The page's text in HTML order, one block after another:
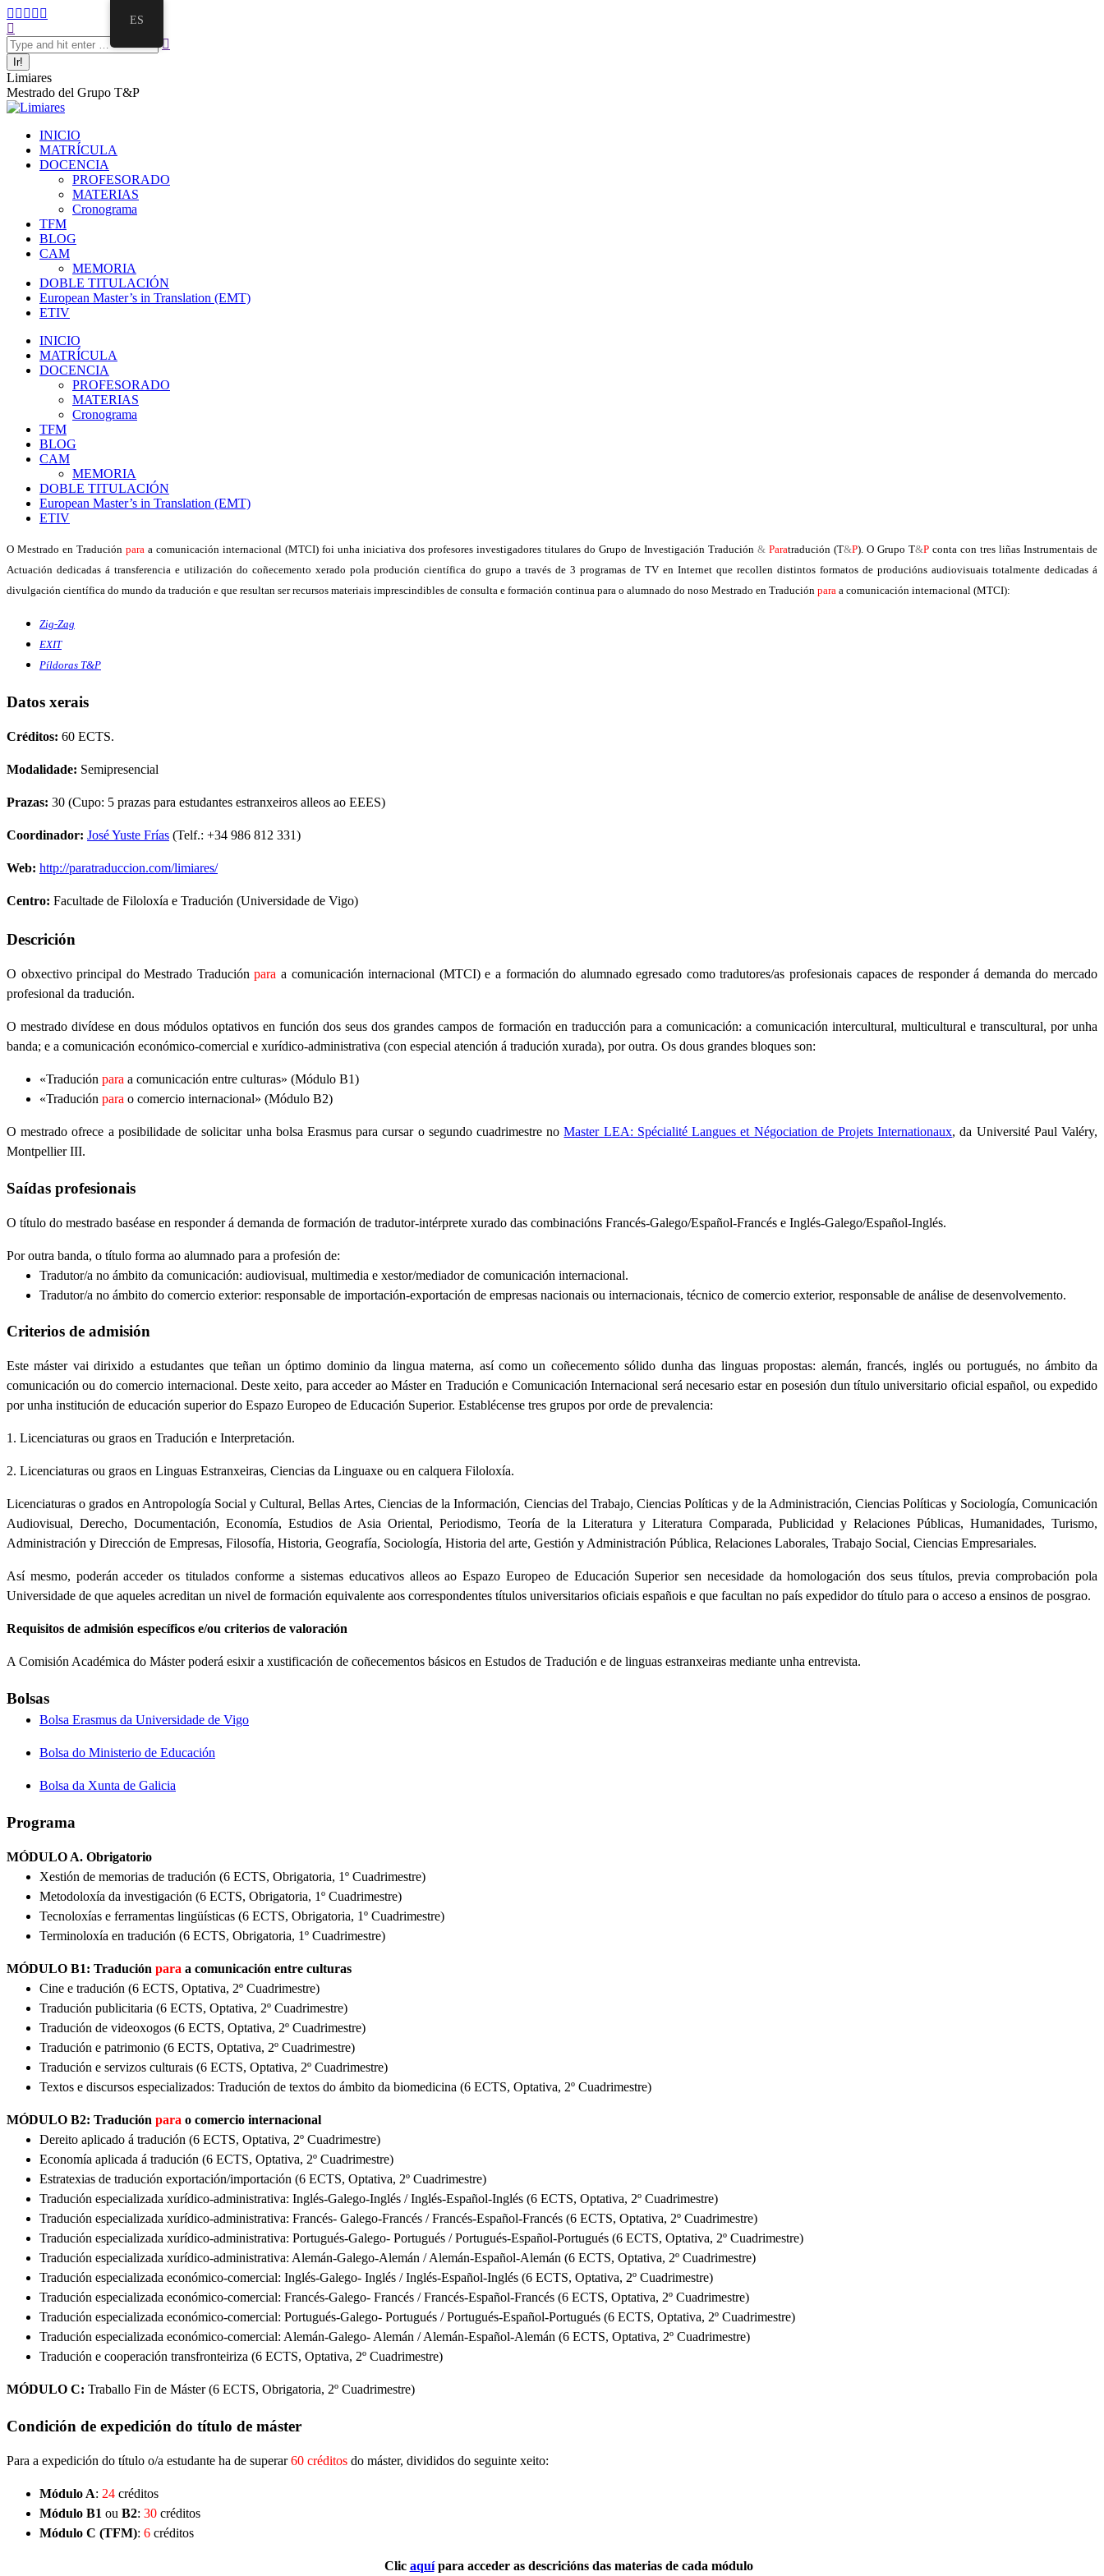
Saltar
al
contenido
Facebook
opens
in
new
window
Twitter
opens
in
new
window
Mail
opens
in
window
Instagram
opens
in
window
opens
in
window
Buscar:
Limiares
Mestrado del Grupo T&P
INICIO
MATRÍCULA
DOCENCIA
PROFESORADO
MATERIAS
Cronograma
TFM
BLOG
CAM
MEMORIA
DOBLE TITULACIÓN
European Master’s in Translation (EMT)
ETIV
INICIO
MATRÍCULA
DOCENCIA
PROFESORADO
MATERIAS
Cronograma
TFM
BLOG
CAM
MEMORIA
DOBLE TITULACIÓN
European Master’s in Translation (EMT)
ETIV
O Mestrado en Tradución para a comunicación internacional (MTCI) foi unha iniciativa dos profesores investigadores titulares do Grupo de Investigación Tradución & Paratradución (T&P). O Grupo T&P conta con tres liñas Instrumentais de
Actuación dedicadas á transferencia e utilización do coñecemento xerado pola produción científica do grupo a través de 3 programas de TV en Internet que recollen distintos formatos de producións audiovisuais totalmente dedicadas á
divulgación científica do mundo da tradución e que resultan ser recursos materiais imprescindibles de consulta e formación continua para o alumnado do noso Mestrado en Tradución para a comunicación internacional (MTCI):
Zig-Zag
EXIT
Píldoras T&P
Datos xerais
Créditos: 60 ECTS.
Modalidade: Semipresencial
Prazas: 30 (Cupo: 5 prazas para estudantes estranxeiros alleos ao EEES)
Coordinador: José Yuste Frías (Telf.: +34 986 812 331)
Web: http://paratraduccion.com/limiares/
Centro: Facultade de Filoloxía e Tradución (Universidade de Vigo)
Descrición
O obxectivo principal do Mestrado Traduciónpara a comunicación internacional (MTCI) e a formación do alumnado egresado como tradutores/as profesionais capaces de responder á demanda do mercado
profesional da tradución.
O mestrado divídese en dous módulos optativos en función dos seus dos grandes campos de formación en traducción para a comunicación: a comunicación intercultural, multicultural e transcultural, por unha
banda; e a comunicación económico-comercial e xurídico-administrativa (con especial atención á tradución xurada), por outra. Os dous grandes bloques son:
«Tradución para a comunicación entre culturas» (Módulo B1)
«Tradución para o comercio internacional» (Módulo B2)
O mestrado ofrece a posibilidade de solicitar unha bolsa Erasmus para cursar o segundo cuadrimestre noMaster LEA: Spécialité Langues et Négociation de Projets Internationaux, da Université Paul Valéry,
Montpellier III.
Saídas profesionais
O título do mestrado baséase en responder á demanda de formación de tradutor-intérprete xurado das combinacións Francés-Galego/Español-Francés e Inglés-Galego/Español-Inglés.
Por outra banda, o título forma ao alumnado para a profesión de:
Tradutor/a no ámbito da comunicación: audiovisual, multimedia e xestor/mediador de comunicación internacional.
Tradutor/a no ámbito do comercio exterior: responsable de importación-exportación de empresas nacionais ou internacionais, técnico de comercio exterior, responsable de análise de desenvolvemento.
Criterios de admisión
Este máster vai dirixido a estudantes que teñan un óptimo dominio da lingua materna, así como un coñecemento sólido dunha das linguas propostas: alemán, francés, inglés ou portugués, no ámbito da
comunicación ou do comercio internacional. Deste xeito, para acceder ao Máster en Tradución e Comunicación Internacional será necesario estar en posesión dun título universitario oficial español, ou expedido
por unha institución de educación superior do Espazo Europeo de Educación Superior. Establécense tres grupos por orde de prevalencia:
1. Licenciaturas ou graos en Tradución e Interpretación.
2. Licenciaturas ou graos en Linguas Estranxeiras, Ciencias da Linguaxe ou en calquera Filoloxía.
Licenciaturas o grados en Antropología Social y Cultural, Bellas Artes, Ciencias de la Información, Ciencias del Trabajo, Ciencias Políticas y de la Administración, Ciencias Políticas y Sociología, Comunicación
Audiovisual, Derecho, Documentación, Economía, Estudios de Asia Oriental, Periodismo, Teoría de la Literatura y Literatura Comparada, Publicidad y Relaciones Públicas, Humanidades, Turismo,
Administración y Dirección de Empresas, Filosofía, Historia, Geografía, Sociología, Historia del arte, Gestión y Administración Pública, Relaciones Laborales, Trabajo Social, Ciencias Empresariales.
Así mesmo, poderán acceder os titulados conforme a sistemas educativos alleos ao Espazo Europeo de Educación Superior sen necesidade da homologación dos seus títulos, previa comprobación pola
Universidade de que aqueles acreditan un nivel de formación equivalente aos correspondentes títulos universitarios oficiais españois e que facultan no país expedidor do título para o acceso a ensinos de posgrao.
Requisitos de admisión específicos e/ou criterios de valoración
A Comisión Académica do Máster poderá esixir a xustificación de coñecementos básicos en Estudos de Tradución e de linguas estranxeiras mediante unha entrevista.
Bolsas
Bolsa Erasmus da Universidade de Vigo
Bolsa do Ministerio de Educación
Bolsa da Xunta de Galicia
Programa
MÓDULO A. Obrigatorio
Xestión de memorias de tradución (6 ECTS, Obrigatoria, 1º Cuadrimestre)
Metodoloxía da investigación (6 ECTS, Obrigatoria, 1º Cuadrimestre)
Tecnoloxías e ferramentas lingüísticas (6 ECTS, Obrigatoria, 1º Cuadrimestre)
Terminoloxía en tradución (6 ECTS, Obrigatoria, 1º Cuadrimestre)
MÓDULO B1: Tradución para a comunicación entre culturas
Cine e tradución (6 ECTS, Optativa, 2º Cuadrimestre)
Tradución publicitaria (6 ECTS, Optativa, 2º Cuadrimestre)
Tradución de videoxogos (6 ECTS, Optativa, 2º Cuadrimestre)
Tradución e patrimonio (6 ECTS, Optativa, 2º Cuadrimestre)
Tradución e servizos culturais (6 ECTS, Optativa, 2º Cuadrimestre)
Textos e discursos especializados: Tradución de textos do ámbito da biomedicina (6 ECTS, Optativa, 2º Cuadrimestre)
MÓDULO B2: Tradución para o comercio internacional
Dereito aplicado á tradución (6 ECTS, Optativa, 2º Cuadrimestre)
Economía aplicada á tradución (6 ECTS, Optativa, 2º Cuadrimestre)
Estratexias de tradución exportación/importación (6 ECTS, Optativa, 2º Cuadrimestre)
Tradución especializada xurídico-administrativa: Inglés-Galego-Inglés / Inglés-Español-Inglés (6 ECTS, Optativa, 2º Cuadrimestre)
Tradución especializada xurídico-administrativa: Francés- Galego-Francés / Francés-Español-Francés (6 ECTS, Optativa, 2º Cuadrimestre)
Tradución especializada xurídico-administrativa: Portugués-Galego- Portugués / Portugués-Español-Portugués (6 ECTS, Optativa, 2º Cuadrimestre)
Tradución especializada xurídico-administrativa: Alemán-Galego-Alemán / Alemán-Español-Alemán (6 ECTS, Optativa, 2º Cuadrimestre)
Tradución especializada económico-comercial: Inglés-Galego- Inglés / Inglés-Español-Inglés (6 ECTS, Optativa, 2º Cuadrimestre)
Tradución especializada económico-comercial: Francés-Galego- Francés / Francés-Español-Francés (6 ECTS, Optativa, 2º Cuadrimestre)
Tradución especializada económico-comercial: Portugués-Galego- Portugués / Portugués-Español-Portugués (6 ECTS, Optativa, 2º Cuadrimestre)
Tradución especializada económico-comercial: Alemán-Galego- Alemán / Alemán-Español-Alemán (6 ECTS, Optativa, 2º Cuadrimestre)
Tradución e cooperación transfronteiriza (6 ECTS, Optativa, 2º Cuadrimestre)
MÓDULO C: Traballo Fin de Máster (6 ECTS, Obrigatoria, 2º Cuadrimestre)
Condición de expedición do título de máster
Para a expedición do título o/a estudante ha de superar60 créditos do máster, divididos do seguinte xeito:
Módulo A: 24 créditos
Módulo B1 ou B2: 30 créditos
Módulo C (TFM): 6 créditos
Clic aquípara acceder as descricións das materias de cada módulo
ES